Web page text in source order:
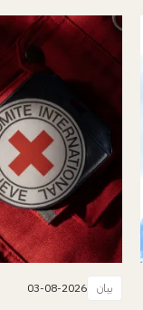
بيان 03-08-2026